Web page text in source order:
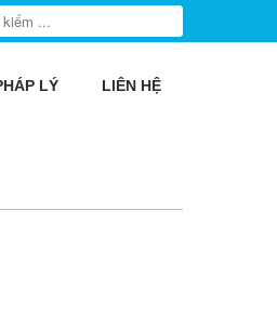
LÝ LIÊN HỆ